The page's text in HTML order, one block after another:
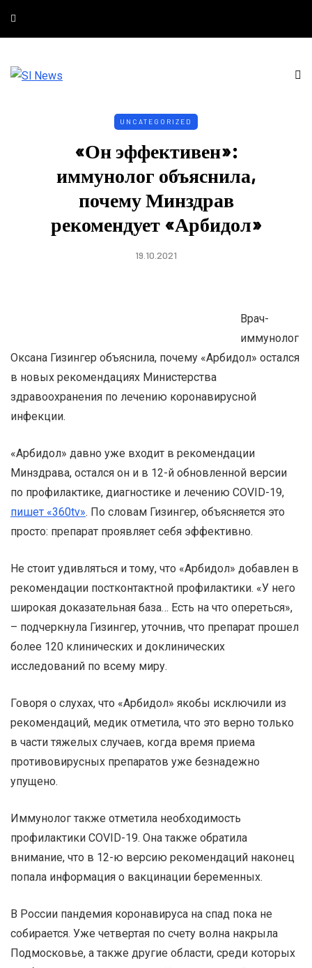
UNCATEGORIZED
«Он эффективен»:
иммунолог объяснила,
почему Минздрав
рекомендует «Арбидол»
19.10.2021
Врач-
иммунолог
Оксана Гизингер объяснила, почему «Арбидол» остался
в новых рекомендациях Министерства
здравоохранения по лечению коронавирусной
инфекции.
«Арбидол» давно уже входит в рекомендации
Минздрава, остался он и в 12-й обновленной версии
по профилактике, диагностике и лечению COVID-19,
пишет «360tv». По словам Гизингер, объясняется это
просто: препарат проявляет себя эффективно.
Не стоит удивляться и тому, что «Арбидол» добавлен в
рекомендации постконтактной профилактики. «У него
широкая доказательная база… Есть на что опереться»,
– подчеркнула Гизингер, уточнив, что препарат прошел
более 120 клинических и доклинических
исследований по всему миру.
Говоря о слухах, что «Арбидол» якобы исключили из
рекомендаций, медик отметила, что это верно только
в части тяжелых случаев, когда время приема
противовирусных препаратов уже безнадежно
упущено.
Иммунолог также отметила необходимость
профилактики COVID-19. Она также обратила
внимание, что в 12-ю версию рекомендаций наконец
попала информация о вакцинации беременных.
В России пандемия коронавируса на спад пока не
собирается. Уже четвертая по счету волна накрыла
Подмосковье, а также другие области, среди которых